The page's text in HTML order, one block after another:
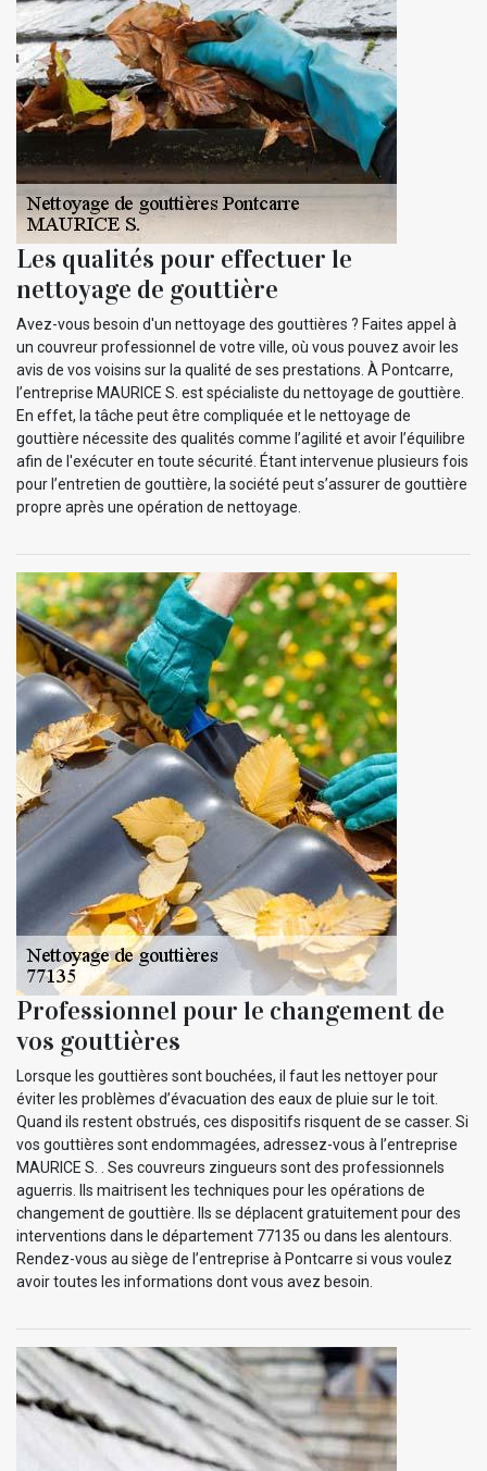
Les qualités pour effectuer le
nettoyage de gouttière
Avez-vous besoin d'un nettoyage des gouttières ? Faites appel à
un couvreur professionnel de votre ville, où vous pouvez avoir les
avis de vos voisins sur la qualité de ses prestations. À Pontcarre,
l’entreprise MAURICE S. est spécialiste du nettoyage de gouttière.
En effet, la tâche peut être compliquée et le nettoyage de
gouttière nécessite des qualités comme l’agilité et avoir l’équilibre
afin de l'exécuter en toute sécurité. Étant intervenue plusieurs fois
pour l’entretien de gouttière, la société peut s’assurer de gouttière
propre après une opération de nettoyage.
Professionnel pour le changement de
vos gouttières
Lorsque les gouttières sont bouchées, il faut les nettoyer pour
éviter les problèmes d’évacuation des eaux de pluie sur le toit.
Quand ils restent obstrués, ces dispositifs risquent de se casser. Si
vos gouttières sont endommagées, adressez-vous à l’entreprise
MAURICE S. . Ses couvreurs zingueurs sont des professionnels
aguerris. Ils maitrisent les techniques pour les opérations de
changement de gouttière. Ils se déplacent gratuitement pour des
interventions dans le département 77135 ou dans les alentours.
Rendez-vous au siège de l’entreprise à Pontcarre si vous voulez
avoir toutes les informations dont vous avez besoin.